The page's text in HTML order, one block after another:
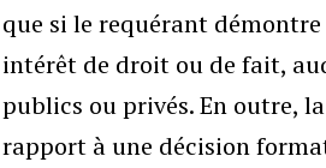
que si le requérant
intérêt de droit ou de fait,
publics ou privés. En outre,
rapport à une décision